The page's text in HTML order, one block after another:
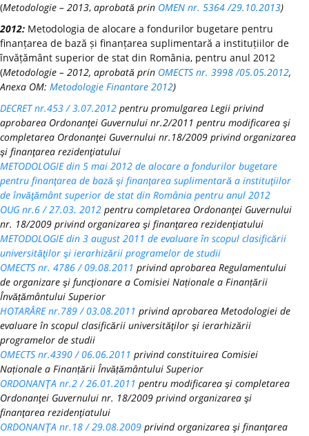
(Metodologie – 2013, aprobată prin OMEN nr. 5364 /29.10.2013)
2012: Metodologia de alocare a fondurilor bugetare pentru
finanțarea de bază și finanțarea suplimentară a instituțiilor de
învățământ superior de stat din România, pentru anul 2012
(Metodologie – 2012, aprobată prin OMECTS nr. 3998 /05.05.2012,
Anexa OM: Metodologie Finantare 2012)
DECRET nr.453 / 3.07.2012 pentru promulgarea Legii privind
aprobarea Ordonanţei Guvernului nr.2/2011 pentru modificarea şi
completarea Ordonanţei Guvernului nr.18/2009 privind organizarea
şi finanţarea rezidenţiatului
METODOLOGIE din 5 mai 2012 de alocare a fondurilor bugetare
pentru finanţarea de bază şi finanţarea suplimentară a instituţiilor
de învăţământ superior de stat din România pentru anul 2012
OUG nr.6 / 27.03. 2012 pentru completarea Ordonanţei Guvernului
nr. 18/2009 privind organizarea şi finanţarea rezidenţiatului
METODOLOGIE din 3 august 2011 de evaluare în scopul clasificării
universităţilor şi ierarhizării programelor de studii
OMECTS nr. 4786 / 09.08.2011 privind aprobarea Regulamentului
de organizare şi funcţionare a Comisiei Naționale a Finanțării
Învățământului Superior
HOTARÂRE nr.789 / 03.08.2011 privind aprobarea Metodologiei de
evaluare în scopul clasificării universităţilor şi ierarhizării
programelor de studii
OMECTS nr.4390 / 06.06.2011 privind constituirea Comisiei
Naționale a Finanțării Învățământului Superior
ORDONANŢA nr.2 / 26.01.2011 pentru modificarea şi completarea
Ordonanţei Guvernului nr. 18/2009 privind organizarea şi
finanţarea rezidenţiatului
ORDONANŢA nr.18 / 29.08.2009 privind organizarea şi finanţarea